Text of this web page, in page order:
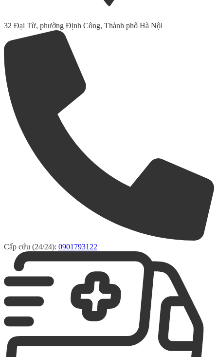
32 Đại Từ, phường Định Công, Thành phố Hà Nội
Cấp cứu (24/24): 0901793122